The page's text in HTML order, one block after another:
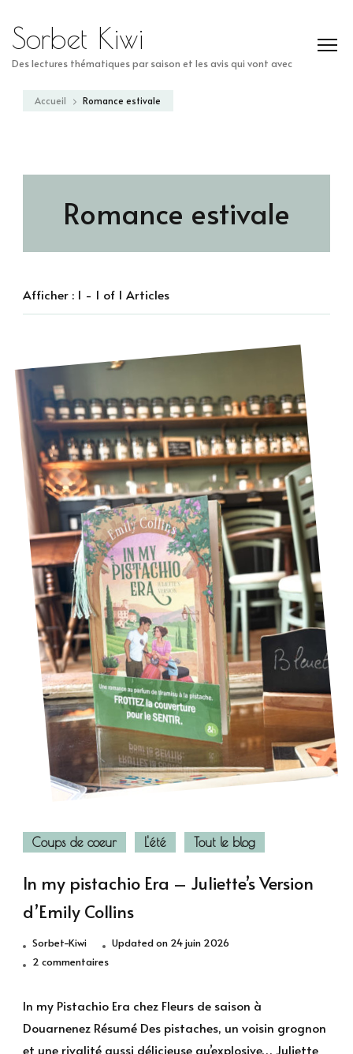
Sorbet Kiwi
Des lectures thématiques par saison et les avis qui vont avec
Accueil Romance estivale
Romance estivale
Afficher : 1 - 1 of 1 Articles
Coups de coeur L'été Tout le blog
In my pistachio Era – Juliette’s Version
d’Emily Collins
Sorbet-Kiwi Updated on 24 juin 2026
2 commentairessur
my
Era
In my Pistachio Era chez Fleurs de saison à
Douarnenez Résumé Des pistaches, un voisin grognon
et une rivalité aussi délicieuse qu’explosive… Juliette